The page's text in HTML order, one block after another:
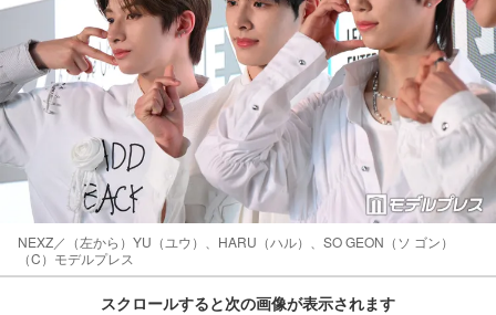
NEXZ／（左から）YU（ユウ）、HARU（ハル）、SO GEON（ソ ゴン）
（C）モデルプレス
スクロールすると次の画像が表示されます